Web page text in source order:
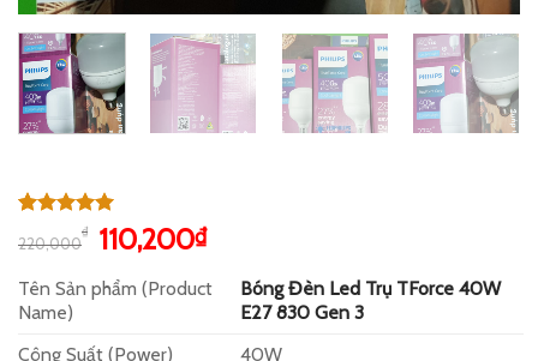
trên 5
dựa trên
220,000
₫
Giá
là:
110,200₫Giá
tại
110,200₫.
Tên Sản phẩm (Product
Name)
Bóng Đèn Led Trụ TForce 40W
E27 830 Gen 3
Công Suất (Power)
40W